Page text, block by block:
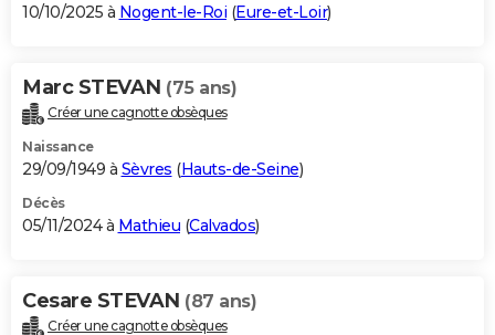
BONS PLANS
Carte de Noël
Carte Bonne année
Carte Saint-Valentin
Carte Pâques
Carte d'anniversaire
DICTIONNAIRE
Dictionnaire
Biographies
Citations
Expressions
Proverbes
PROGRAMME TV
S'inscrire
Se connecter
Lycées
Collèges
Primaires
Universités
Entreprises
Service militaire
Avis de recherche
AVIS DE DÉCÈS
Bricolage
Lifestyle
Culture
Sport
Auto
Television
Voyage
Cinema
10/10/2025 à Nogent-le-Roi (Eure-et-Loir)
Marc STEVAN (75 ans)
Créer une cagnotte obsèques
Naissance
29/09/1949 à Sèvres (Hauts-de-Seine)
Décès
05/11/2024 à Mathieu (Calvados)
Cesare STEVAN (87 ans)
Créer une cagnotte obsèques